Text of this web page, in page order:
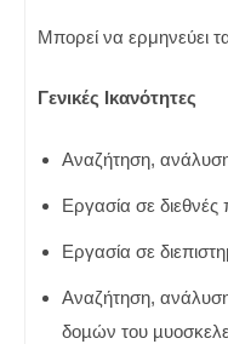
Μπορεί να ερμηνεύει
Γενικές Ικανότητες
Αναζήτηση,
Εργασία σε διεθνές
Εργασία σε
Αναζήτηση,
δοµών του